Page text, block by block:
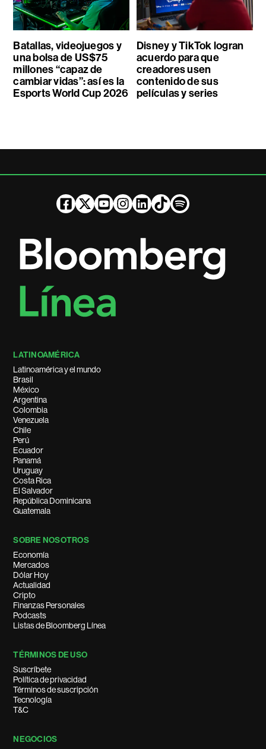
Batallas, videojuegos y
una bolsa de US$75
millones “capaz de
cambiar vidas”: así es la
Esports World Cup 2026
Disney y TikTok logran
acuerdo para que
creadores usen
contenido de sus
películas y series
LATINOAMÉRICA
Latinoamérica y el mundo
Brasil
México
Argentina
Colombia
Venezuela
Chile
Perú
Ecuador
Panamá
Uruguay
Costa Rica
El Salvador
República Dominicana
Guatemala
SOBRE NOSOTROS
Economía
Mercados
Dólar Hoy
Actualidad
Cripto
Finanzas Personales
Podcasts
Listas de Bloomberg Línea
TÉRMINOS DE USO
Suscríbete
Política de privacidad
Términos de suscripción
Tecnología
T&C
NEGOCIOS